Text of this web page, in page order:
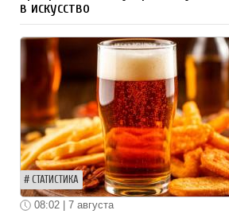
в искусство
СТАТИСТИКА
08:02 | 7 августа